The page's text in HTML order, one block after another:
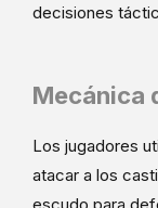
decisiones
Mecánica
Los jugadores
atacar a los
escudo para